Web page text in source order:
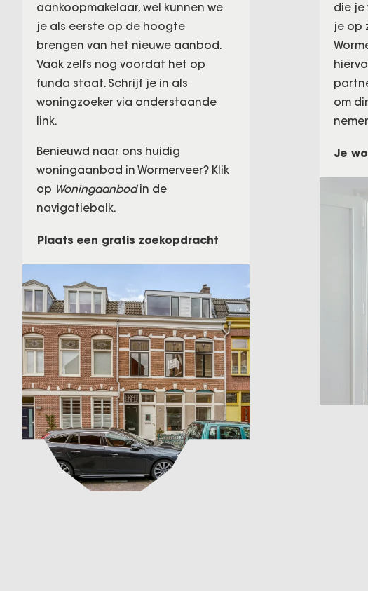
aankoopmakelaar, wel kunnen we
je als eerste op de hoogte
brengen van het nieuwe aanbod.
Vaak zelfs nog voordat het op
funda staat. Schrijf je in als
woningzoeker via onderstaande
link.
Benieuwd naar ons huidig
woningaanbod in Wormerveer? Klik
op Woningaanbodin de
navigatiebalk.
Plaats een gratis zoekopdracht
die je
je op
om
Je